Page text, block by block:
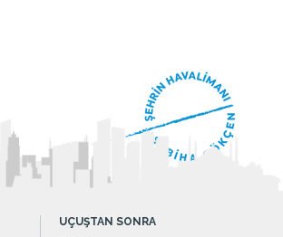
UÇUŞTAN SONRA